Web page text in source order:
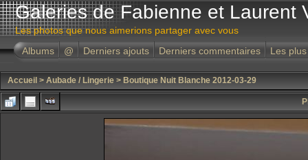
Galeries de Fabienne et Laurent
Les photos que nous aimerions partager avec vous
Albums
@ Derniers ajouts Derniers commentaires Les
Accueil > Aubade / Lingerie > Boutique Nuit Blanche 2012-03-29